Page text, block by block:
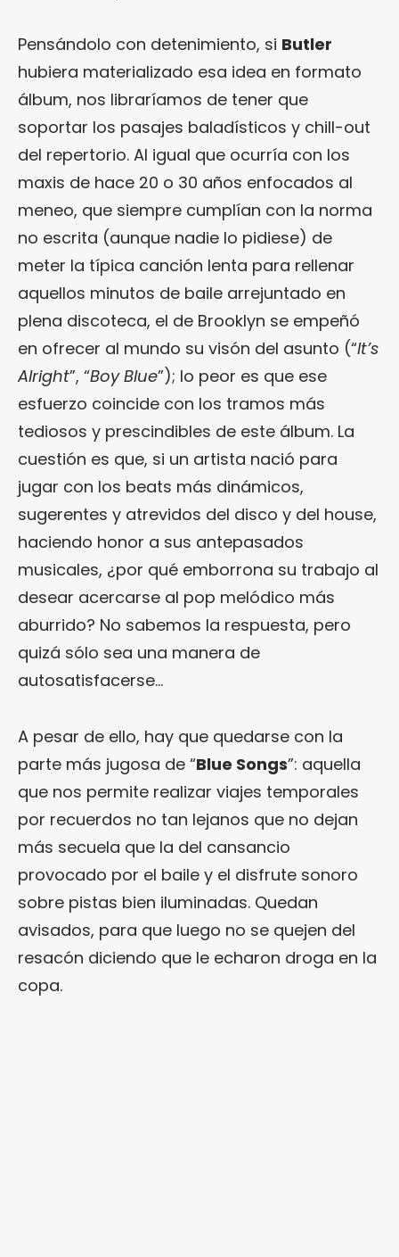
Pensándolo con detenimiento, si Butler
hubiera materializado esa idea en formato
álbum, nos libraríamos de tener que
soportar los pasajes baladísticos y chill-out
del repertorio. Al igual que ocurría con los
maxis de hace 20 o 30 años enfocados al
meneo, que siempre cumplían con la norma
no escrita (aunque nadie lo pidiese) de
meter la típica canción lenta para rellenar
aquellos minutos de baile arrejuntado en
plena discoteca, el de Brooklyn se empeñó
en ofrecer al mundo su visón del asunto (“It’s
Alright”, “Boy Blue”); lo peor es que ese
esfuerzo coincide con los tramos más
tediosos y prescindibles de este álbum. La
cuestión es que, si un artista nació para
jugar con los beats más dinámicos,
sugerentes y atrevidos del disco y del house,
haciendo honor a sus antepasados
musicales, ¿por qué emborrona su trabajo al
desear acercarse al pop melódico más
aburrido? No sabemos la respuesta, pero
quizá sólo sea una manera de
autosatisfacerse…
A pesar de ello, hay que quedarse con la
parte más jugosa de “Blue Songs”: aquella
que nos permite realizar viajes temporales
por recuerdos no tan lejanos que no dejan
más secuela que la del cansancio
provocado por el baile y el disfrute sonoro
sobre pistas bien iluminadas. Quedan
avisados, para que luego no se quejen del
resacón diciendo que le echaron droga en la
copa.